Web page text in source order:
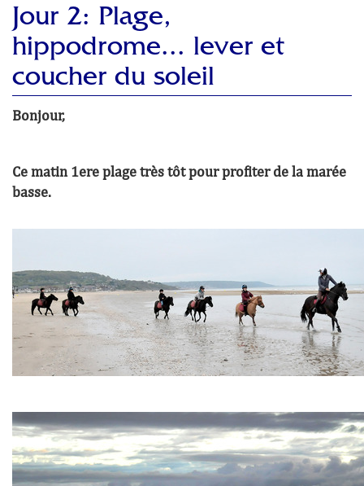
Jour 2: Plage,
hippodrome... lever et
coucher du soleil
Bonjour,
Ce matin 1ere plage très tôt pour profiter de la marée
basse.